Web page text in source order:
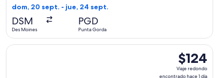
dom, 20 sept. - jue, 24 sept.
DSM
Des Moines
PGD
Punta Gorda
$124
Viaje
redondo,
$124
Viaje redondo
encontrado hace 1 día
Seleccionar vuelo de Allegiant Air, con salida el dom, 13